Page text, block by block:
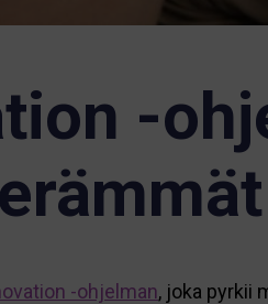
-
-ohjelman, joka pyrkii